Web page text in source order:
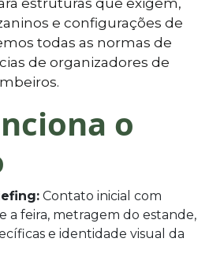
e configurações de
todas as normas de
de organizadores de
o
Contato inicial com
a feira, metragem do estande,
e identidade visual da